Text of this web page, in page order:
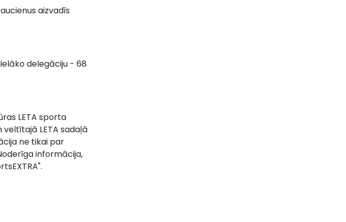
aizvadīs
delegāciju - 68
LETA sporta
LETA sadaļā
ne tikai par
informācija,